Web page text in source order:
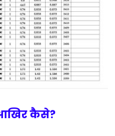
कैसे?